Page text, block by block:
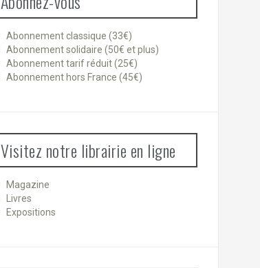
Abonnement classique (33€)
Abonnement solidaire (50€ et plus)
Abonnement tarif réduit (25€)
Abonnement hors France (45€)
Visitez notre librairie en ligne
Magazine
Livres
Expositions